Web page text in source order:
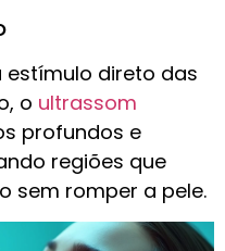
direto das
o ultrassom
profundos e
regiões que
sem romper a pele.